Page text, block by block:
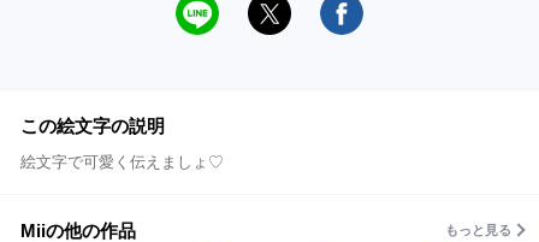
この絵文字の説明
絵文字で可愛く伝えましょ♡
Miiの他の作品 もっと見る